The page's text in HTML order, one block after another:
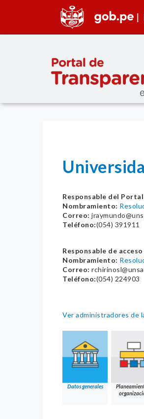
Responsable del
Nombramiento:
Correo:
Teléfono:(054) 391911
Responsable de
Nombramiento:
Correo:
Teléfono:(054) 224903
Ver administradores de
Datos generales